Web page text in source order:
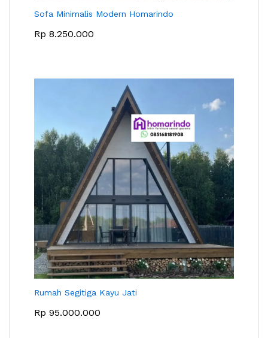
Sofa Minimalis Modern Homarindo
Rp 8.250.000
Rumah Segitiga Kayu Jati
Rp 95.000.000